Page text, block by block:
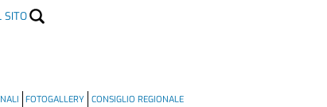
SITO
FOTOGALLERY CONSIGLIO REGIONALE